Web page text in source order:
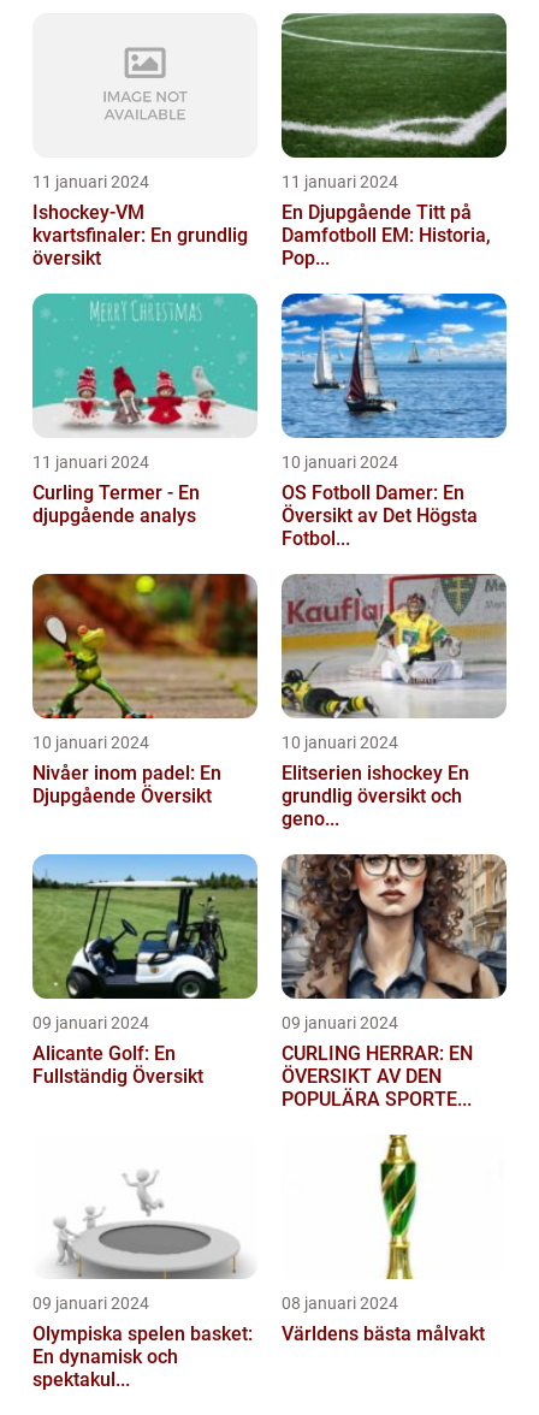
11 januari 2024
Ishockey-VM
kvartsfinaler: En grundlig
översikt
11 januari 2024
En Djupgående Titt på
Damfotboll EM: Historia,
Pop...
11 januari 2024
Curling Termer - En
djupgående analys
10 januari 2024
OS Fotboll Damer: En
Översikt av Det Högsta
Fotbol...
10 januari 2024
Nivåer inom padel: En
Djupgående Översikt
10 januari 2024
Elitserien ishockey En
grundlig översikt och
geno...
09 januari 2024
Alicante Golf: En
Fullständig Översikt
09 januari 2024
CURLING HERRAR: EN
ÖVERSIKT AV DEN
POPULÄRA SPORTE...
09 januari 2024
Olympiska spelen basket:
En dynamisk och
spektakul...
08 januari 2024
Världens bästa målvakt